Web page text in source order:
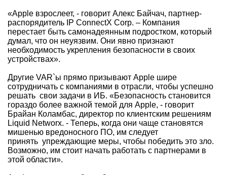
«Apple взрослеет, - говорит Алекс Байчач, партнер-
распорядитель IP ConnectX Corp. – Компания
перестает быть самонадеянным подростком, который
думал, что он неуязвим. Они явно признают
необходимость укрепления безопасности в своих
устройствах».
Другие VAR`ы прямо призывают Apple шире
сотрудничать с компаниями в отрасли, чтобы успешно
решать свои задачи в ИБ. «Безопасность становится
гораздо более важной темой для Apple, - говорит
Брайан Коламбас, директор по клиентским решениям
Liquid Networx. - Теперь, когда они чаще становятся
мишенью вредоносного ПО, им следует
принять упреждающие меры, чтобы победить это зло.
Возможно, им стоит начать работать с партнерами в
этой области».